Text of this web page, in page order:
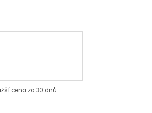
cena za 30 dnů